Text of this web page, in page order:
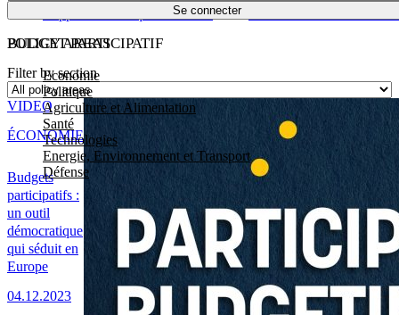
Se connecter
POLICY AREAS
Economie
Politique
Agriculture et Alimentation
Santé
Technologies
Energie, Environnement et Transport
Défense
Économie
BUDGET PARTICIPATIF
Filter by section
Budgets
participatifs :
un outil
démocratique
qui séduit en
Europe
04.12.2023
VIDEO
ÉCONOMIE